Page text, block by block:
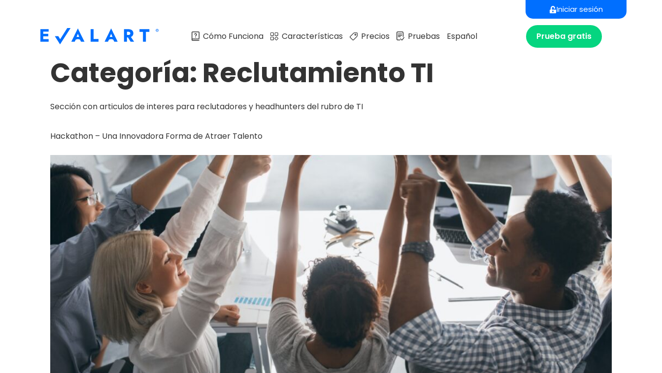
Iniciar sesión
Cómo Funciona Características Precios Pruebas Español Prueba gratis
Categoría: Reclutamiento TI
Sección con articulos de interes para reclutadores y headhunters del rubro de TI
Hackathon – Una Innovadora Forma de Atraer Talento